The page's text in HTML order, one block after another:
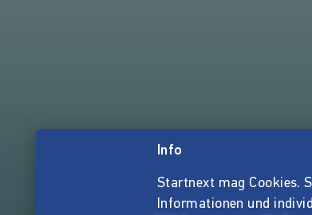
Info
Startnext mag Cookies.
Informationen und